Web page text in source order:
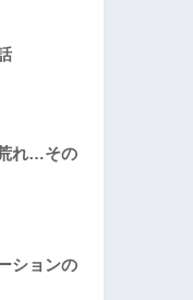
れ…その
ションの